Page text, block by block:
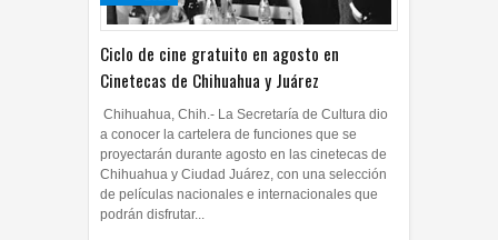
Ciclo de cine gratuito en agosto en
Cinetecas de Chihuahua y Juárez
Chihuahua, Chih.- La Secretaría de Cultura dio
a conocer la cartelera de funciones que se
proyectarán durante agosto en las cinetecas de
Chihuahua y Ciudad Juárez, con una selección
de películas nacionales e internacionales que
podrán disfrutar...